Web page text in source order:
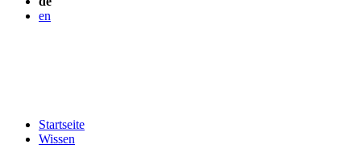
en
Startseite
Wissen